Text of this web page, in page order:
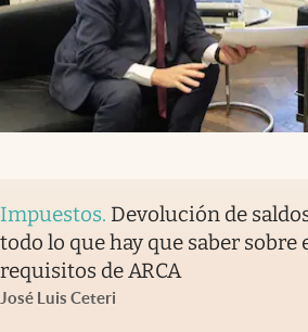
Impuestos. Devolución de
todo lo que hay que saber sobre
requisitos de ARCA
José Luis Ceteri